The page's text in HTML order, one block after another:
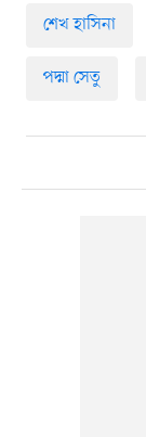
শেখ হাসিনা
পদ্মা সেতু